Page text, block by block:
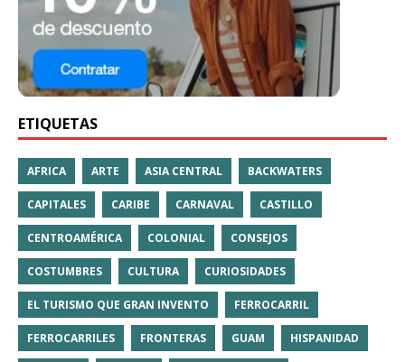
ETIQUETAS
AFRICA ARTE ASIA CENTRAL BACKWATERS
CAPITALES CARIBE CARNAVAL CASTILLO
CENTROAMÉRICA COLONIAL CONSEJOS
COSTUMBRES CULTURA CURIOSIDADES
EL TURISMO QUE GRAN INVENTO FERROCARRIL
FERROCARRILES FRONTERAS GUAM HISPANIDAD